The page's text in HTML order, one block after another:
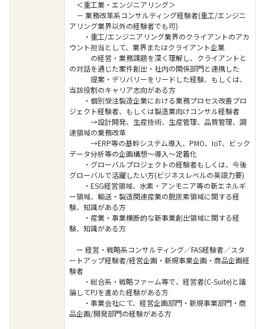
＜重工業・エンジニアリング＞
－ 業務改革系コンサルティング経験者(重工/エンジニ
アリング業界以外の経験者でも可)
・重工/エンジニアリング業界のクライアントのアカ
ウント担当として、業界またはクライアント企業
の経営・業務課題を深く理解し、クライアントと
の対話を通じた案件創出・社内の関係部門と連携した
提案・デリバリーをリードした経験、もしくは、
当該役割のキャリア志向がある方
・個別受注製造企業における業務プロセス改善プロ
ジェクト経験者、もしくは製造業向けコンサル経験者
→設計開発、生産技術、生産管理、品質管理、調
達領域の業務改革
→ERP等の基幹システム導入、PMO、IoT、ビック
データ分析等の企画構想～導入～定着化
・グローバルプロジェクトの経験者もしくは、今後
グローバルで活躍したい方(ビジネスレベルの英語力要)
・ESG経営領域、水素・アンモニア等の新エネルギ
ー領域、輸送・製造関連産業の脱炭素領域に関する経
験、知識がある方
・産業・事業横断的な新事業創出領域に関する経
験、知識がある方
ー 経営・戦略系コンサルティング／FAS経験者／スタ
ートアップ経験者/経営企画・新規事業企画・商品企画経
験者
・総合系・戦略ファーム等で、経営者(C-Suite)と議
論してPJを進めた経験がある方
・事業会社にて、経営企画部門・新規事業部門・商
品企画/開発部門の経験がある方